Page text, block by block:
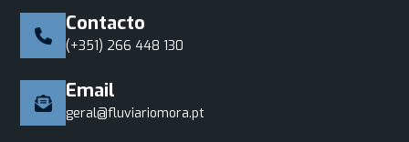
Contacto
(+351) 266 448 130
Email
geral@fluviariomora.pt